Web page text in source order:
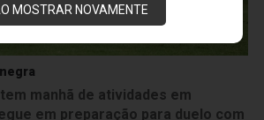
MOSTRAR NOVAMENTE
manhã de atividades em
em preparação para duelo com